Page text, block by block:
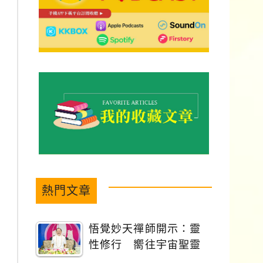
熱門文章
悟覺妙天禪師開示：靈
性修行 嚮往宇宙聖靈